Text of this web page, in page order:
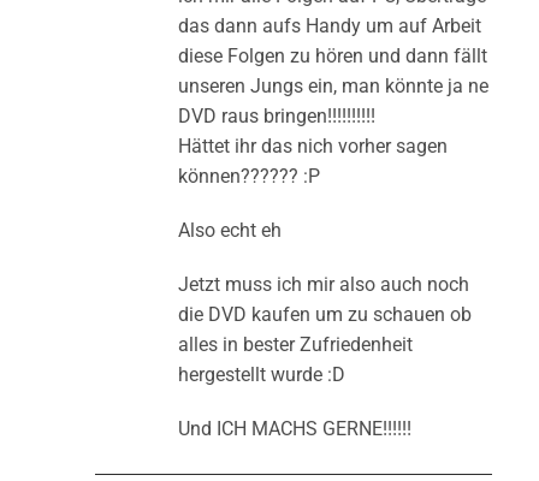
das dann aufs Handy um auf Arbeit
diese Folgen zu hören und dann fällt
unseren Jungs ein, man könnte ja ne
DVD raus bringen!!!!!!!!!!
Hättet ihr das nich vorher sagen
können?????? :P
Also echt eh
Jetzt muss ich mir also auch noch
die DVD kaufen um zu schauen ob
alles in bester Zufriedenheit
hergestellt wurde :D
Und ICH MACHS GERNE!!!!!!